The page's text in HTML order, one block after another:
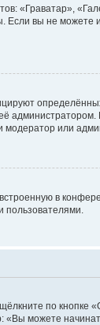
«Граватар»,
Если вы не
или
в
пользователями.
по кнопке
можете